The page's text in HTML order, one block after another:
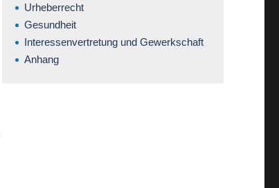
Urheberrecht
Gesundheit
Interessenvertretung und Gewerkschaft
Anhang